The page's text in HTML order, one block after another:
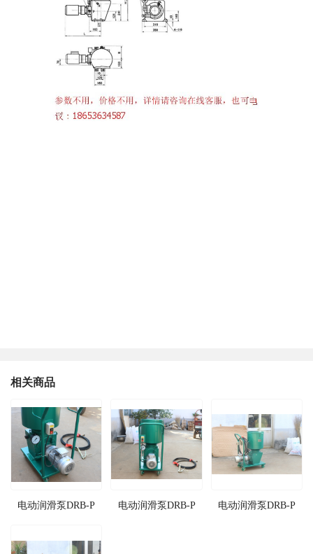
相关商品
电动润滑泵DRB-P 电动润滑泵DRB-P 电动润滑泵DRB-P